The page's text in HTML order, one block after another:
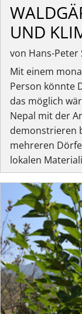
UND
von Hans-Peter
Mit einem
Person könnte
das möglich
Nepal mit der
demonstrieren
mehreren
lokalen